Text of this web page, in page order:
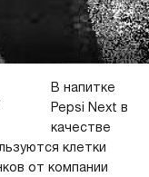
В напитке
Pepsi Next в
качестве
клетки
от компании